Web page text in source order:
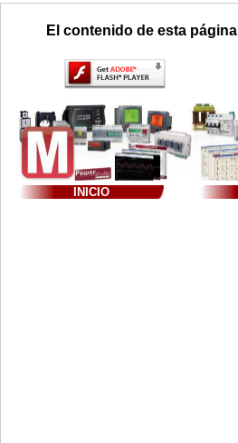
El contenido de esta
INICIO